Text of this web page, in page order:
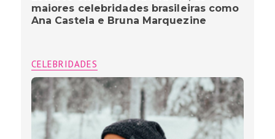
maiores celebridades brasileiras como
Ana Castela e Bruna Marquezine
CELEBRIDADES